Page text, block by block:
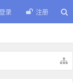
录 注册